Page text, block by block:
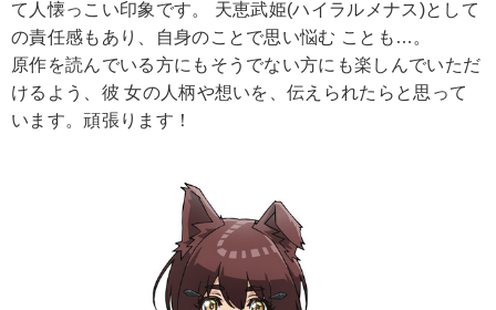
て人懐っこい印象です。 天恵武姫(ハイラルメナス)として
の責任感もあり、自身のことで思い悩む ことも…。
原作を読んでいる方にもそうでない方にも楽しんでいただ
けるよう、彼 女の人柄や想いを、伝えられたらと思って
います。頑張ります！